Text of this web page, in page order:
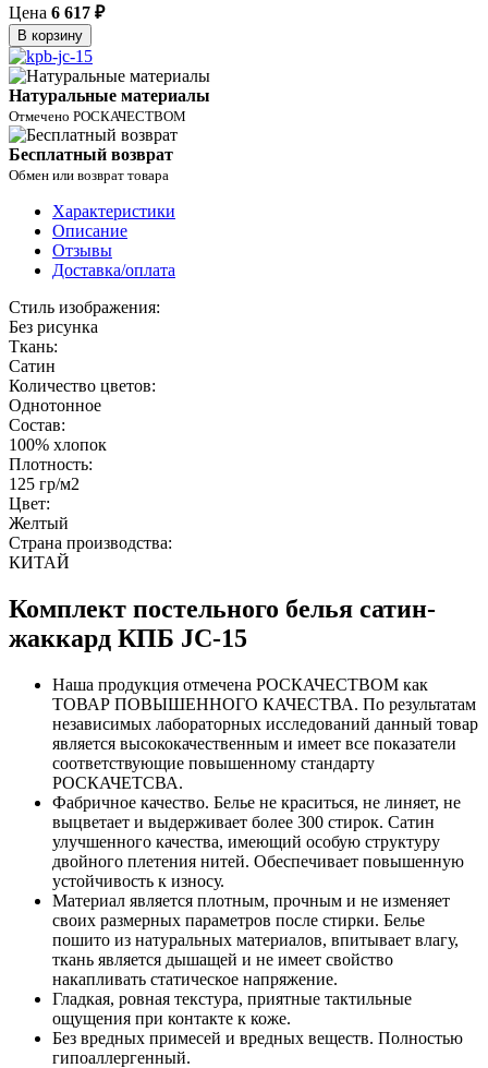
Цена 6 617 ₽
В корзину
Натуральные материалы
Отмечено РОСКАЧЕСТВОМ
Бесплатный возврат
Обмен или возврат товара
Характеристики
Описание
Отзывы
Доставка/оплата
Стиль изображения:
Без рисунка
Ткань:
Сатин
Количество цветов:
Однотонное
Состав:
100% хлопок
Плотность:
125 гр/м2
Цвет:
Желтый
Страна производства:
КИТАЙ
Комплект постельного белья сатин-
жаккард КПБ JC-15
Наша продукция отмечена РОСКАЧЕСТВОМ как
ТОВАР ПОВЫШЕННОГО КАЧЕСТВА. По результатам
независимых лабораторных исследований данный товар
является высококачественным и имеет все показатели
соответствующие повышенному стандарту
РОСКАЧЕТСВА.
Фабричное качество. Белье не краситься, не линяет, не
выцветает и выдерживает более 300 стирок. Сатин
улучшенного качества, имеющий особую структуру
двойного плетения нитей. Обеспечивает повышенную
устойчивость к износу.
Материал является плотным, прочным и не изменяет
своих размерных параметров после стирки. Белье
пошито из натуральных материалов, впитывает влагу,
ткань является дышащей и не имеет свойство
накапливать статическое напряжение.
Гладкая, ровная текстура, приятные тактильные
ощущения при контакте к коже.
Без вредных примесей и вредных веществ. Полностью
гипоаллергенный.